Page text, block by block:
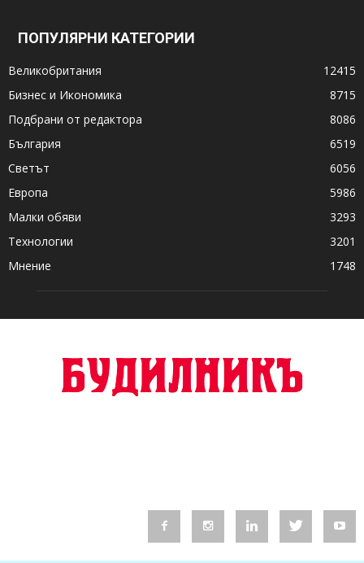
ПОПУЛЯРНИ КАТЕГОРИИ
Великобритания
12415
Бизнес и Икономика
8715
Подбрани от редактора
8086
България
6519
Светът
6056
Европа
5986
Малки обяви
3293
Технологии
3201
Мнение
1748